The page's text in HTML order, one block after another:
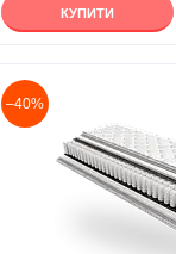
КУПИТИ
–40%